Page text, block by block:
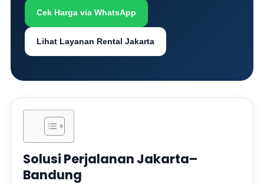
Cek Harga via WhatsApp
Lihat Layanan Rental Jakarta
Solusi Perjalanan Jakarta–
Bandung